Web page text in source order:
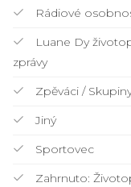
Rádiové
Luane Dy
zprávy
Zpěváci /
Jiný
Sportovec
Zahrnuto: